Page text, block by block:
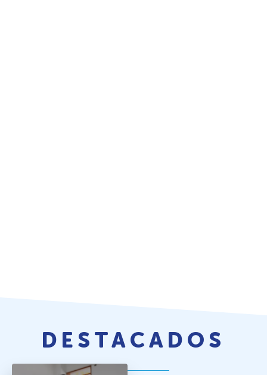
DESTACADOS